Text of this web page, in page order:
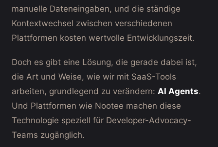
manuelle Dateneingaben, und die ständige
Kontextwechsel zwischen verschiedenen
Plattformen kosten wertvolle Entwicklungszeit.
Doch es gibt eine Lösung, die gerade dabei ist,
die Art und Weise, wie wir mit SaaS-Tools
arbeiten, grundlegend zu verändern: AI Agents.
Und Plattformen wie Nootee machen diese
Technologie speziell für Developer-Advocacy-
Teams zugänglich.